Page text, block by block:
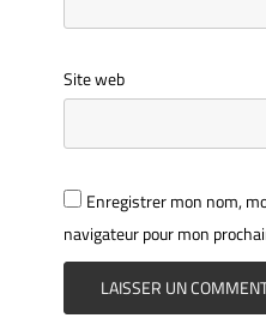
Site web
Enregistrer mon nom,
navigateur pour mon